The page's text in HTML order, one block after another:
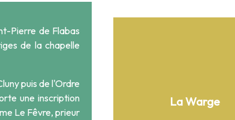
Pierre de Flabas
de la chapelle
puis de l'Ordre
une inscription
Le Fêvre, prieur
La Warge